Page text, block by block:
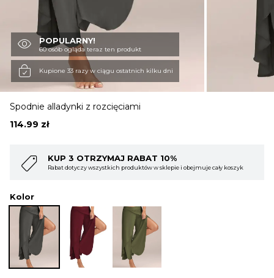
OBUWIE
BIELIZNA
SWETRY
OKRYCIA WIERZCHNIE
POPULARNY!
60 osób ogląda teraz ten produkt
Kupione 33 razy w ciągu ostatnich kilku dni
Spodnie alladynki z rozcięciami
114.99 zł
RABAT 10%
wszystkich produktów w sklepie i obejmuje cały koszyk Rabat dotyczy
Kolor